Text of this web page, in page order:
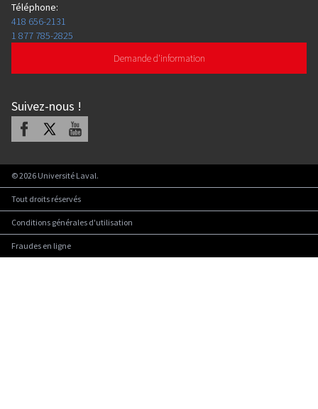
Téléphone:
418 656-2131
1 877 785-2825
Demande d'information
Suivez-nous !
Facebook Youtube
©2026 Université Laval.
Tout droits réservés
Conditions générales d'utilisation
Fraudes en ligne